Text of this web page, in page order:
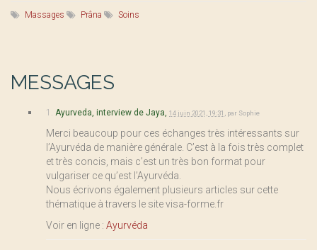
Massages Prâna Soins
MESSAGES
1. Ayurveda, interview de Jaya, 14 juin 2021, 19:31 par Sophie
Merci beaucoup pour ces échanges très intéressants sur
l’Ayurvéda de manière générale. C’est à la fois très complet
et très concis, mais c’est un très bon format pour
vulgariser ce qu’est l’Ayurvéda.
Nous écrivons également plusieurs articles sur cette
thématique à travers le site visa-forme.fr
Voir en ligne : Ayurvéda